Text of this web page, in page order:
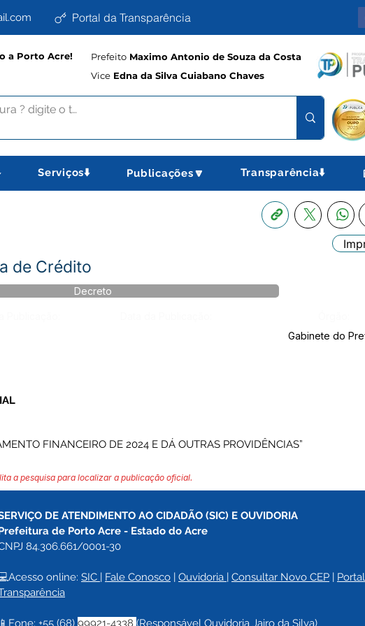
Portal da Transparência
a Porto Acre! Prefeito Maximo Antonio de Souza da Costa
Vice Edna da Silva Cuiabano Chaves
Serviços⬇️ Publicações🔽 Transparência⬇️
de Crédito
Decreto
Gabinete do
FINANCEIRO DE 2024 E DÁ OUTRAS PROVIDÊNCIAS”
a pesquisa para localizar a publicação oficial.
DE ATENDIMENTO AO CIDADÃO (SIC) E OUVIDORIA
de Porto Acre - Estado do Acre
84.306.661/0001-30
online: SIC | Fale Conosco | Ouvidoria | Consultar Novo CEP |
📱Fone: +55 (68) 99921-4338 (Responsável Ouvidoria Jairo da Silva)